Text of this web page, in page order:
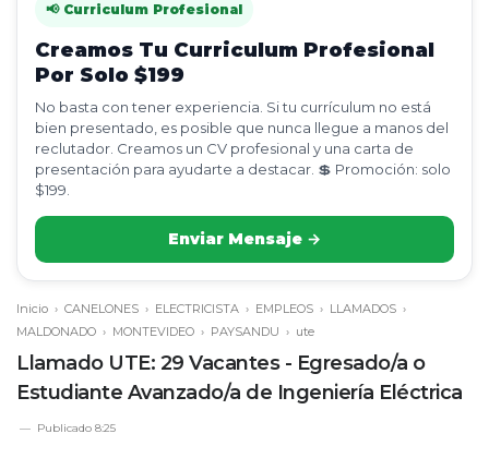
📢 Curriculum Profesional
Creamos Tu Curriculum Profesional
Por Solo $199
No basta con tener experiencia. Si tu currículum no está
bien presentado, es posible que nunca llegue a manos del
reclutador. Creamos un CV profesional y una carta de
presentación para ayudarte a destacar. 💲 Promoción: solo
$199.
Enviar Mensaje →
Inicio › CANELONES › ELECTRICISTA › EMPLEOS › LLAMADOS ›
MALDONADO › MONTEVIDEO › PAYSANDU › ute
Llamado UTE: 29 Vacantes - Egresado/a o
Estudiante Avanzado/a de Ingeniería Eléctrica
Publicado 8:25